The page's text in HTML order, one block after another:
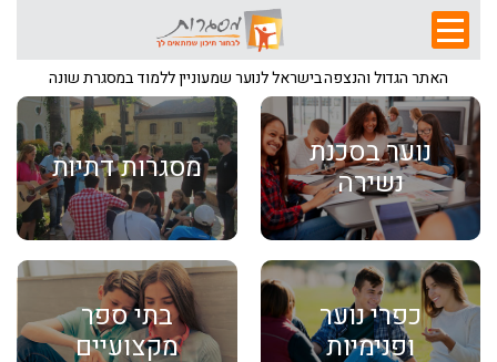
האתר הגדול והנצפה בישראל לנוער שמעוניין ללמוד במסגרת שונה
מסגרות דתיות
נוער בסכנת
נשירה
בתי ספר
מקצועיים
כפרי נוער
ופנימיות